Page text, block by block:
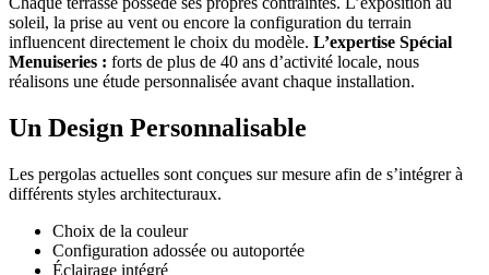
soleil, la prise au vent ou encore la configuration du terrain
influencent directement le choix du modèle. L’expertise Spécial
Menuiseries : forts de plus de 40 ans d’activité locale, nous
réalisons une étude personnalisée avant chaque installation.
Un Design Personnalisable
Les pergolas actuelles sont conçues sur mesure afin de s’intégrer à
différents styles architecturaux.
Choix de la couleur
Configuration adossée ou autoportée
Éclairage intégré